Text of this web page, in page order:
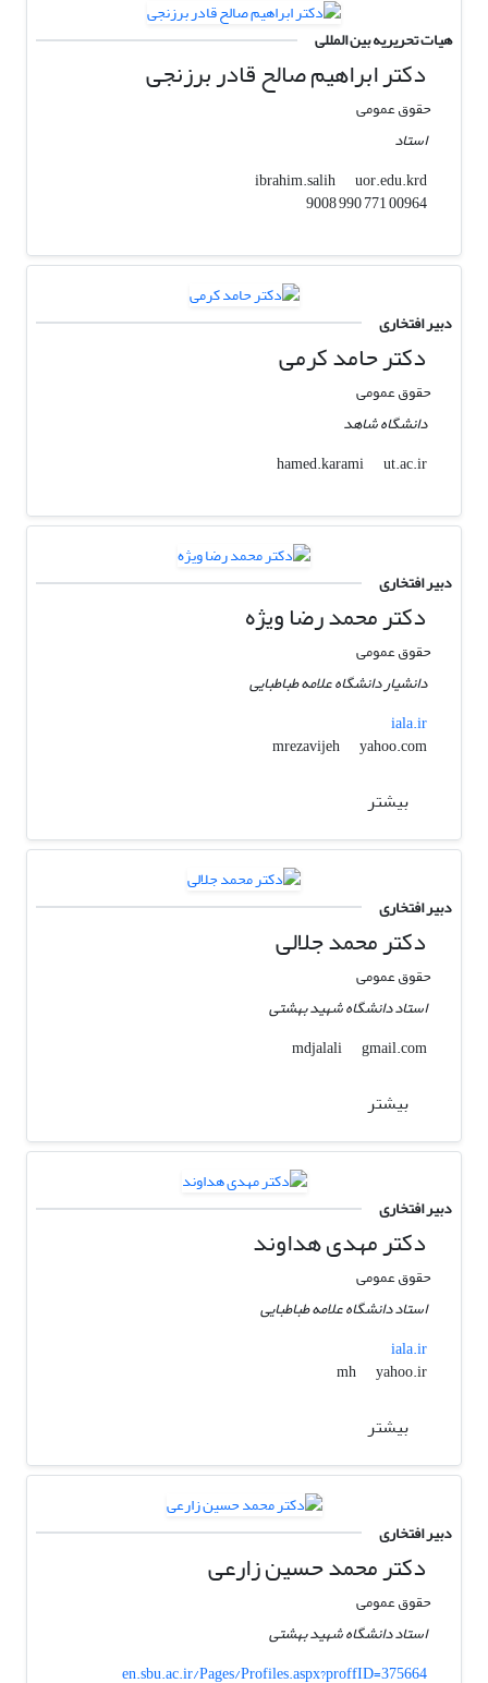
هیات تحریریه بین المللی
دکتر ابراهیم صالح قادر برزنجی
حقوق عمومی
استاد
ibrahim.salih
uor.edu.krd
00964 771 990 9008
دبیر افتخاری
دکتر حامد کرمی
حقوق عمومی
دانشگاه شاهد
hamed.karami
ut.ac.ir
دبیر افتخاری
دکتر محمد رضا ویژه
حقوق عمومی
دانشیار دانشگاه علامه طباطبایی
iala.ir
mrezavijeh
yahoo.com
بیشتر
دبیر افتخاری
دکتر محمد جلالی
حقوق عمومی
استاد دانشگاه شهید بهشتی
mdjalali
gmail.com
بیشتر
دبیر افتخاری
دکتر مهدی هداوند
حقوق عمومی
استاد دانشگاه علامه طباطبایی
iala.ir
mh
yahoo.ir
بیشتر
دبیر افتخاری
دکتر محمد حسین زارعی
حقوق عمومی
استاد دانشگاه شهید بهشتی
en.sbu.ac.ir/Pages/Profiles.aspx?proffID=375664